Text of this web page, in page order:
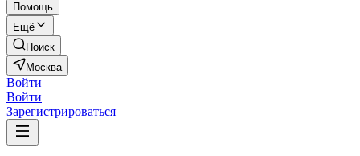
Помощь
Ещё
Поиск
Москва
Войти
Войти
Зарегистрироваться